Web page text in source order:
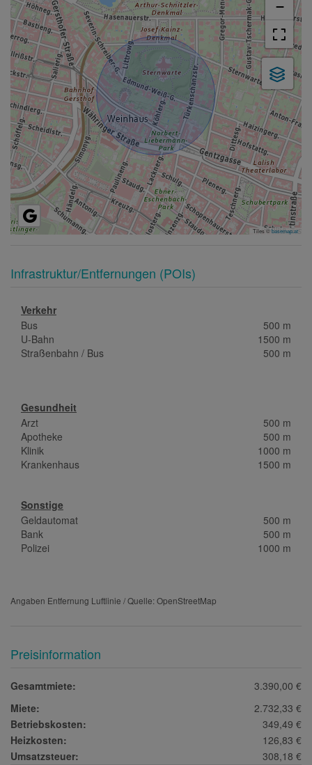
−
Tiles ©basemap.at
Infrastruktur/Entfernungen (POIs)
Verkehr
Bus
500 m
U-Bahn
1500 m
Straßenbahn / Bus
500 m
Gesundheit
Arzt
500 m
Apotheke
500 m
Klinik
1000 m
Krankenhaus
1500 m
Sonstige
Geldautomat
500 m
Bank
500 m
Polizei
1000 m
Angaben Entfernung Luftlinie / Quelle: OpenStreetMap
Preisinformation
Gesamtmiete:
3.390,00 €
Miete:
2.732,33 €
Betriebskosten:
349,49 €
Heizkosten:
126,83 €
Umsatzsteuer:
308,18 €